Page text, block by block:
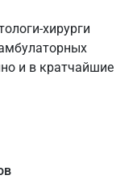
хирурги
и в кратчайшие